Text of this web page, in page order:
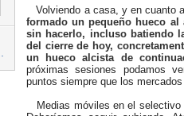
Volviendo a casa, y en cuanto
formado un pequeño hueco
sin hacerlo, incluso batiendo
del cierre de hoy,
un hueco alcista de
próximas sesiones podamos
puntos siempre que los
Medias móviles en el selectivo